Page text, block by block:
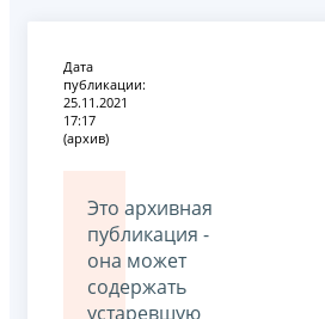
Дата
публикации:
25.11.2021
17:17
(архив)
Это архивная
публикация -
она может
содержать
устаревшую